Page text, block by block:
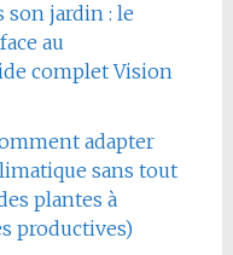
son jardin : le
au
complet Vision
adapter
sans tout
plantes à
productives)